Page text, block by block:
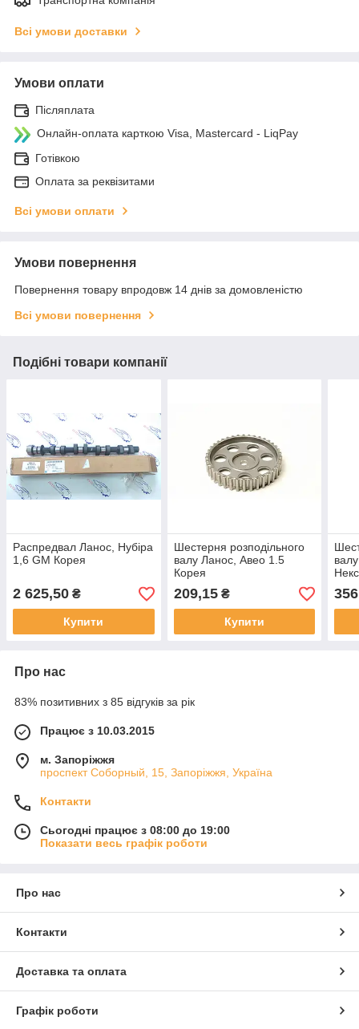
Всі умови доставки
Умови оплати
Післяплата
Онлайн-оплата карткою Visa, Mastercard - LiqPay
Готівкою
Оплата за реквізитами
Всі умови оплати
Умови повернення
Повернення товару впродовж 14 днів за домовленістю
Всі умови повернення
Подібні товари компанії
Распредвал Ланос, Нубіра
1,6 GM Корея
2 625,50 ₴
Купити
Шестерня розподільного
валу Ланос, Авео 1.5
Корея
209,15₴
Купити
356
Про нас
83% позитивних з 85 відгуків за рік
Працює з 10.03.2015
м. Запоріжжя
проспект Соборный, 15, Запоріжжя, Україна
Контакти
Сьогодні працює з 08:00 до 19:00
Показати весь графік роботи
Про нас
Контакти
Доставка та оплата
Графік роботи